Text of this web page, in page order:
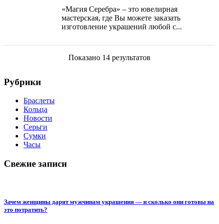
«Магия Серебра» – это ювелирная
мастерская, где Вы можете заказать
изготовление украшений любой с...
Показано 14 результатов
Рубрики
Браслеты
Кольца
Новости
Серьги
Сумки
Часы
Свежие записи
Зачем женщины дарят мужчинам украшения — и сколько они готовы на
это потратить?